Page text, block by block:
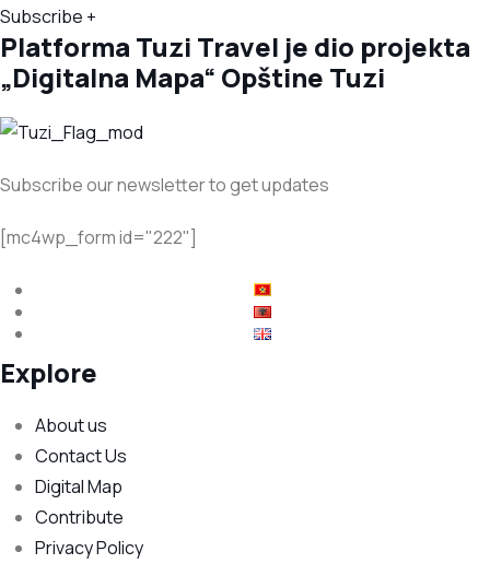
Subscribe +
Platforma Tuzi Travel je dio projekta
„Digitalna Mapa“ Opštine Tuzi
Subscribe our newsletter to get updates
[mc4wp_form id="222"]
Explore
About us
Contact Us
Digital Map
Contribute
Privacy Policy